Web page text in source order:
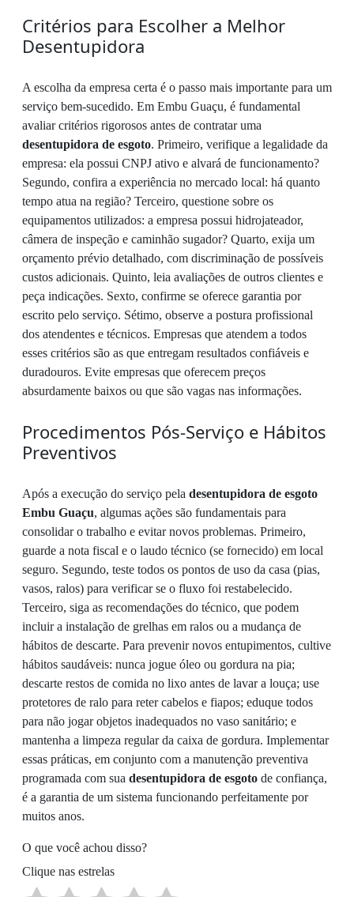
Critérios para Escolher a Melhor
Desentupidora
A escolha da empresa certa é o passo mais importante para um
serviço bem-sucedido. Em Embu Guaçu, é fundamental
avaliar critérios rigorosos antes de contratar uma
desentupidora de esgoto. Primeiro, verifique a legalidade da
empresa: ela possui CNPJ ativo e alvará de funcionamento?
Segundo, confira a experiência no mercado local: há quanto
tempo atua na região? Terceiro, questione sobre os
equipamentos utilizados: a empresa possui hidrojateador,
câmera de inspeção e caminhão sugador? Quarto, exija um
orçamento prévio detalhado, com discriminação de possíveis
custos adicionais. Quinto, leia avaliações de outros clientes e
peça indicações. Sexto, confirme se oferece garantia por
escrito pelo serviço. Sétimo, observe a postura profissional
dos atendentes e técnicos. Empresas que atendem a todos
esses critérios são as que entregam resultados confiáveis e
duradouros. Evite empresas que oferecem preços
absurdamente baixos ou que são vagas nas informações.
Procedimentos Pós-Serviço e Hábitos
Preventivos
Após a execução do serviço pela desentupidora de esgoto
Embu Guaçu, algumas ações são fundamentais para
consolidar o trabalho e evitar novos problemas. Primeiro,
guarde a nota fiscal e o laudo técnico (se fornecido) em local
seguro. Segundo, teste todos os pontos de uso da casa (pias,
vasos, ralos) para verificar se o fluxo foi restabelecido.
Terceiro, siga as recomendações do técnico, que podem
incluir a instalação de grelhas em ralos ou a mudança de
hábitos de descarte. Para prevenir novos entupimentos, cultive
hábitos saudáveis: nunca jogue óleo ou gordura na pia;
descarte restos de comida no lixo antes de lavar a louça; use
protetores de ralo para reter cabelos e fiapos; eduque todos
para não jogar objetos inadequados no vaso sanitário; e
mantenha a limpeza regular da caixa de gordura. Implementar
essas práticas, em conjunto com a manutenção preventiva
programada com sua desentupidora de esgoto de confiança,
é a garantia de um sistema funcionando perfeitamente por
muitos anos.
O que você achou disso?
Clique nas estrelas